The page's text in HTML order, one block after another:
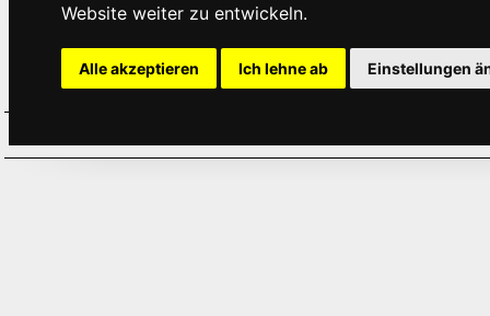
Website weiter zu entwickeln.
Alle akzeptieren Ich lehne ab Einstellungen